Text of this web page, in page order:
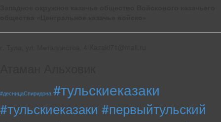
#десницаСпиридона #тульскиеказаки
#тульскиеказаки #первыйтульский